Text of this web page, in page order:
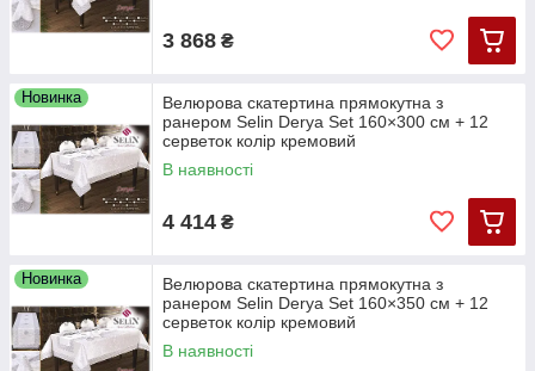
3 868 ₴
Новинка
Велюрова скатертина прямокутна з
ранером Selin Derya Set 160×300 см + 12
серветок колір кремовий
В наявності
4 414 ₴
Новинка
Велюрова скатертина прямокутна з
ранером Selin Derya Set 160×350 см + 12
серветок колір кремовий
В наявності